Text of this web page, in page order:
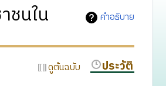
คำอธิบาย
ชนใน
ดูต้นฉบับ ประวัติ